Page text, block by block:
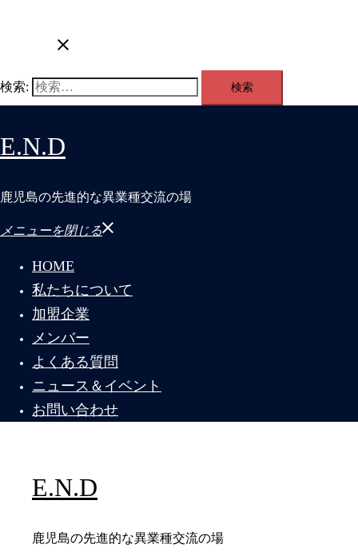
検索:
E.N.D
鹿児島の先進的な異業種交流の場
メニューを閉じる
HOME
私たちについて
加盟企業
メンバー
よくある質問
ニュース＆イベント
お問い合わせ
E.N.D
鹿児島の先進的な異業種交流の場